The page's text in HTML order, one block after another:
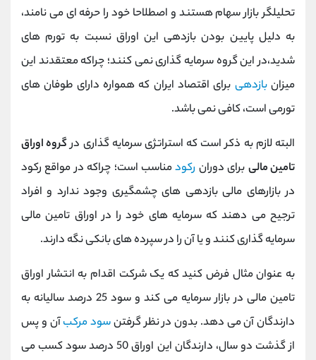
تحلیلگر بازار سهام هستند و اصطلاحا خود را حرفه ای می نامند،
به دلیل پایین بودن بازدهی این اوراق نسبت به تورم های
شدید،در این گروه سرمایه گذاری نمی کنند؛ چراکه معتقدند این
میزانبازدهی برای اقتصاد ایران که همواره دارای طوفان های
تورمی است، کافی نمی باشد.
البته لازم به ذکر است که استراتژی سرمایه گذاری درگروه اوراق
تامین مالی برای دوران رکودمناسب است؛ چراکه در مواقع رکود
در بازارهای مالی بازدهی های چشمگیری وجود ندارد و افراد
ترجیح می دهند که سرمایه های خود را در اوراق تامین مالی
سرمایه گذاری کنند و یا آن را در سپرده های بانکی نگه دارند.
به عنوان مثال فرض کنید که یک شرکت اقدام به انتشار اوراق
تامین مالی در بازار سرمایه می کند و سود 25 درصد سالیانه به
دارندگان آن می دهد. بدون در نظر گرفتنسود مرکبآن و پس
از گذشت دو سال، دارندگان این اوراق 50 درصد سود کسب می